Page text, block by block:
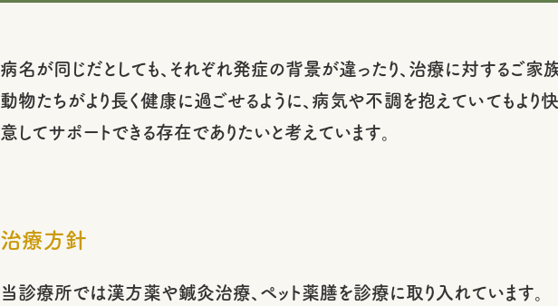
病名が同じだとしても、それぞれ発症の背景が違ったり、治療に対するご家
動物たちがより長く健康に過ごせるように、病気や不調を抱えていてもよ
意してサポートできる存在でありたいと考えています。
治療方針
当診療所では漢方薬や鍼灸治療、ペット薬膳を診療に取り入れています。